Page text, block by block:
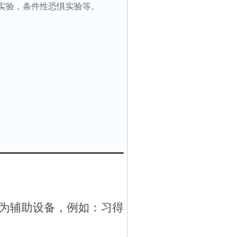
，条件性恐惧实验等。
辅助设备，例如：习得